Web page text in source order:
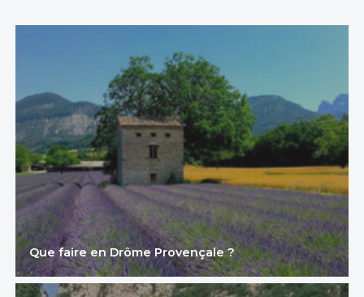
Que faire en Drôme Provençale ?